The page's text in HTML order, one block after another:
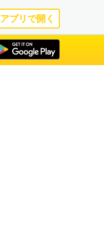
アプリで開く